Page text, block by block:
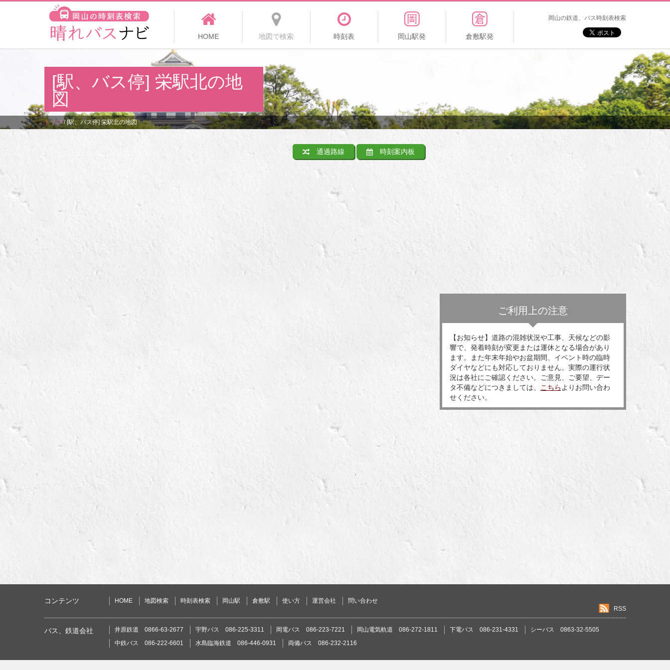
HOME 地図で検索 時刻表 岡山駅発 倉敷駅発
岡山の鉄道、バス時刻表検索
[駅、バス停] 栄駅北の地
図
トップ/[駅、バス停] 栄駅北の地図
通過路線 時刻案内板
ご利用上の注意
【お知らせ】道路の混雑状況や工事、天候などの影
響で、発着時刻が変更または運休となる場合があり
ます。また年末年始やお盆期間、イベント時の臨時
ダイヤなどにも対応しておりません。実際の運行状
況は各社にご確認ください。ご意見、ご要望、デー
タ不備などにつきましては、
こちら よりお問い合わ
せください。
コンテンツ HOME 地図検索 時刻表検索 岡山駅 倉敷駅 使い方 運営会社
問い合わせ
RSS
バス、鉄道会社 井原鉄道 0866-63-2677 宇野バス 086-225-3311 岡電バス 086-223-7221 岡山電気軌道 086-272-1811 下電バス 086-231-4331
シーバス 0863-32-5505
中鉄バス 086-222-6601
水島臨海鉄道 086-446-0931 両備バス 086-232-2116